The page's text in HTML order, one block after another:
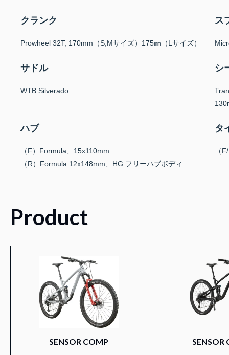
クランク
Prowheel 32T, 170mm（S,Mサイズ）175㎜（Lサイズ）
ス
サドル
WTB Silverado
シ
ハブ
（F）Formula、15x110mm
（R）Formula 12x148mm、HG フリーハブボディ
タ
（
Product
SENSOR COMP SENSOR